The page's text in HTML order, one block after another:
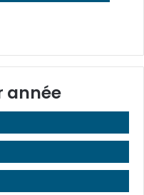
année